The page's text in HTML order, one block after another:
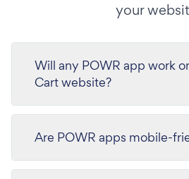
your
Will any POWR app work
Cart website?
Are POWR apps mobile-